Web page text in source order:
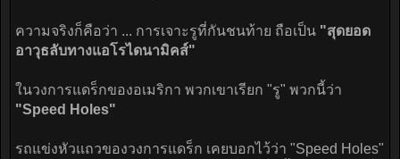
ความจริงก็คือว่า ... การเจาะรูที่กันชนท้าย ถือเป็น "สุดยอด
อาวุธลับทางแอโรไดนามิคส์"
ในวงการแดร็กของอเมริกา พวกเขาเรียก "รู" พวกนี้ว่า
"Speed Holes"
รถแข่งหัวแถวของวงการแดร็ก เคยบอกไว้ว่า "Speed Holes"